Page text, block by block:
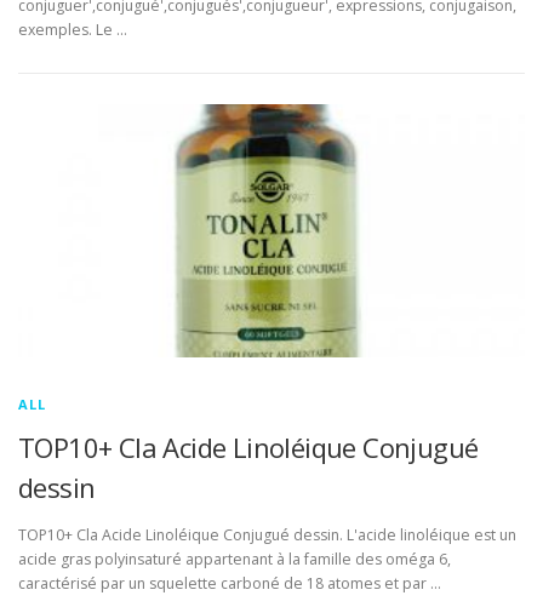
conjuguer',conjugué',conjugués',conjugueur', expressions, conjugaison,
exemples. Le …
ALL
TOP10+ Cla Acide Linoléique Conjugué
dessin
TOP10+ Cla Acide Linoléique Conjugué dessin. L'acide linoléique est un
acide gras polyinsaturé appartenant à la famille des oméga 6,
caractérisé par un squelette carboné de 18 atomes et par …